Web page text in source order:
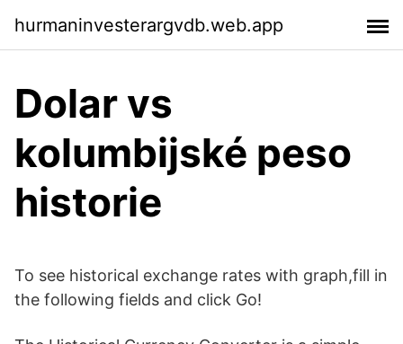
hurmaninvesterargvdb.web.app
Dolar vs
kolumbijské peso
historie
To see historical exchange rates with graph,fill in
the following fields and click Go!